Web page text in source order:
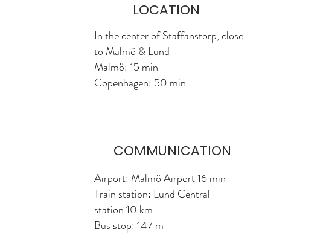
LOCATION
In the center of Staffanstorp, close
to Malmö & Lund
Malmö: 15 min
Copenhagen: 50 min
COMMUNICATION
Airport: Malmö Airport 16 min
Train station: Lund Central
station 10 km
Bus stop: 147 m